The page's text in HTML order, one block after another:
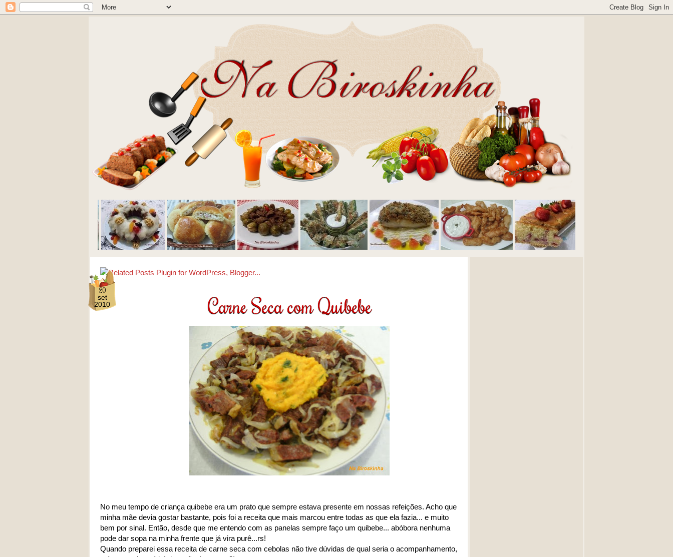
20
set
2010
Carne Seca com Quibebe
No meu tempo de criança quibebe era um prato que sempre estava presente em nossas refeições. Acho que
minha mãe devia gostar bastante, pois foi a receita que mais marcou entre todas as que ela fazia... e muito
bem por sinal. Então, desde que me entendo com as panelas sempre faço um quibebe... abóbora nenhuma
pode dar sopa na minha frente que já vira purê...rs!
Quando preparei essa receita de carne seca com cebolas não tive dúvidas de qual seria o acompanhamento,